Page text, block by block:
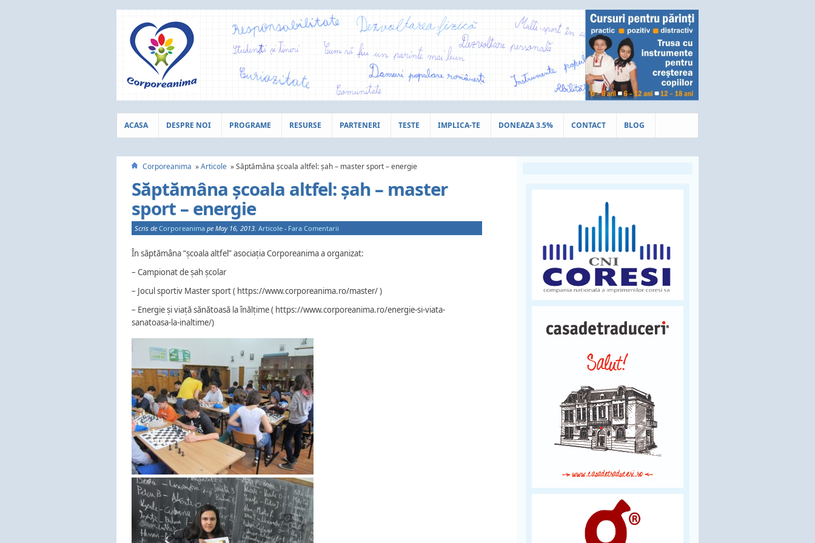
ACASA DESPRE NOI PROGRAME RESURSE PARTENERI TESTE IMPLICA-TE DONEAZA 3.5% CONTACT BLOG
Corporeanima Articole Săptămâna școala altfel: șah – master sport – energie
Săptămâna școala altfel: șah – master
sport – energie
Scris de Corporeanima pe May 16, 2013. Articole - Fara Comentarii
În săptămâna “școala altfel” asociația Corporeanima a organizat:
– Campionat de șah școlar
– Jocul sportiv Master sport ( https://www.corporeanima.ro/master/ )
– Energie și viață sănătoasă la înălțime ( https://www.corporeanima.ro/energie-si-viata-
sanatoasa-la-inaltime/)